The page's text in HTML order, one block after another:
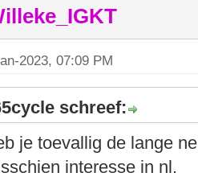
2023, 07:09 PM
schreef:
je toevallig de lange
interesse in nl.